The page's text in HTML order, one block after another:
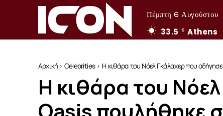
Πέμπτη 6 Αυγούστου
33.5 C Athens
Αρχική Celebrities Η κιθάρα του Νόελ Γκάλαχερ που
Η κιθάρα του